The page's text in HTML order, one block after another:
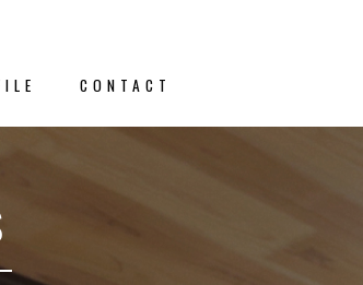
CONTACT
情報・トピッ